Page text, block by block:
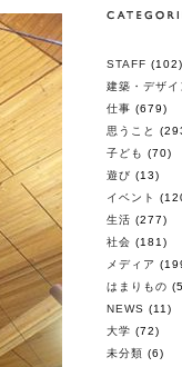
STAFF (102)
建築・デザイ
仕事 (679)
思うこと
子ども (70)
遊び (13)
イベント
生活 (277)
社会 (181)
メディア
はまりもの
NEWS (11)
大学 (72)
未分類 (6)